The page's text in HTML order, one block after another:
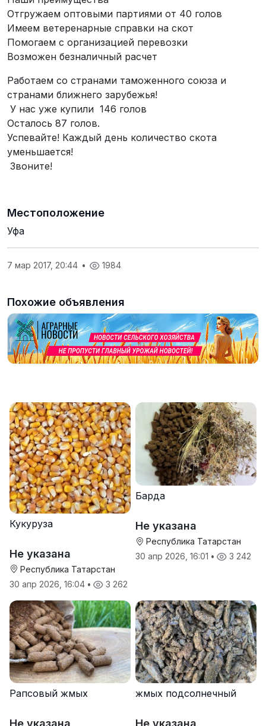
Отгружаем оптовыми партиями от 40 голов
Имеем ветеренарные справки на скот
Помогаем с организацией перевозки
Возможен безналичный расчет
Работаем со странами таможенного союза и
странами ближнего зарубежья!
У нас уже купили 146 голов
Осталось 87 голов.
Успевайте! Каждый день количество скота
уменьшается!
Звоните!
Местоположение
Уфа
7 мар 2017, 20:44 • 1984
Похожие объявления
Кукуруза
Не указана
Республика Татарстан
30 апр 2026, 16:04 • 3 262
Барда
Не указана
Республика Татарстан
30 апр 2026, 16:01 • 3 242
Рапсовый жмых
Не указана
жмых подсолнечный
Не указана